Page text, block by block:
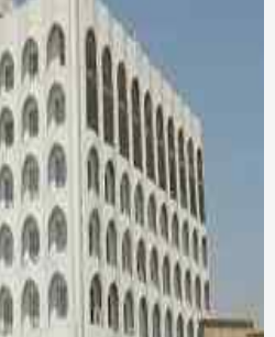
عربية ودولية
تقنيات
تحقيقات صحفية
مقالات
عامة ومنوعات
طب وصحة